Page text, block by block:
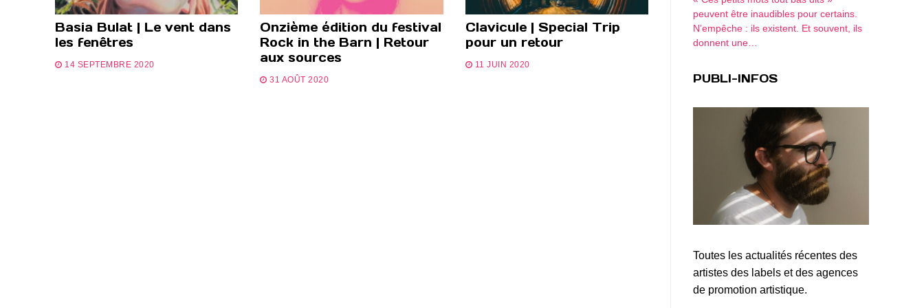
Basia Bulat | Le vent dans
les fenêtres
14 SEPTEMBRE 2020
Onzième édition du festival
Rock in the Barn | Retour
aux sources
31 AOÛT 2020
Clavicule | Special Trip
pour un retour
11 JUIN 2020
peuvent être inaudibles pour certains.
N’empêche : ils existent. Et souvent, ils
donnent une…
PUBLI-INFOS
Toutes les actualités récentes des
artistes des labels et des agences
de promotion artistique.